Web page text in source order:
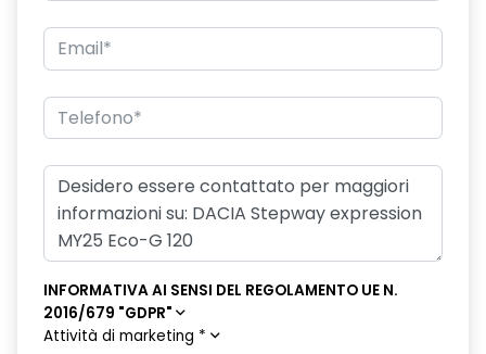
INFORMATIVA AI SENSI DEL REGOLAMENTO UE N.
2016/679 "GDPR"
Attività di marketing *